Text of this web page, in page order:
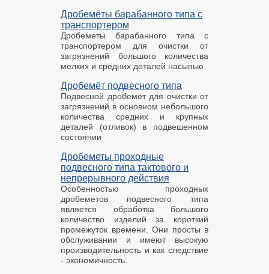
Дробемёты барабанного типа с
транспортером
Дробеметы барабанного типа с
транспортером для очистки от
загрязнений большого количества
мелких и средних деталей насыпью
Дробемёт подвесного типа
Подвесной дробемёт для очистки от
загрязнений в основном небольшого
количества средних и крупных
деталей (отливок) в подвешенном
состоянии
Дробеметы проходные
подвесного типа тактового и
непрерывного действия
Особенностью проходных
дробеметов подвесного типа
является обработка большого
количество изделий за короткий
промежуток времени. Они просты в
обслуживании и имеют высокую
производительность и как следствие
- экономичность.